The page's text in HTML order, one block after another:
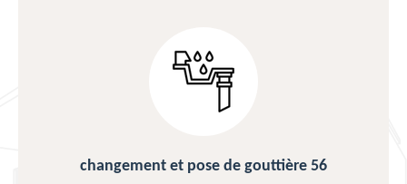
changement et pose de gouttière 56